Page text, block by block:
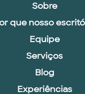
Sobre
que nosso
Equipe
Serviços
Blog
Experiências